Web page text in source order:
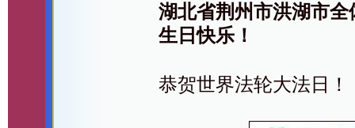
湖北省荆州市洪湖市
生日快乐！
恭贺世界法轮大法日！